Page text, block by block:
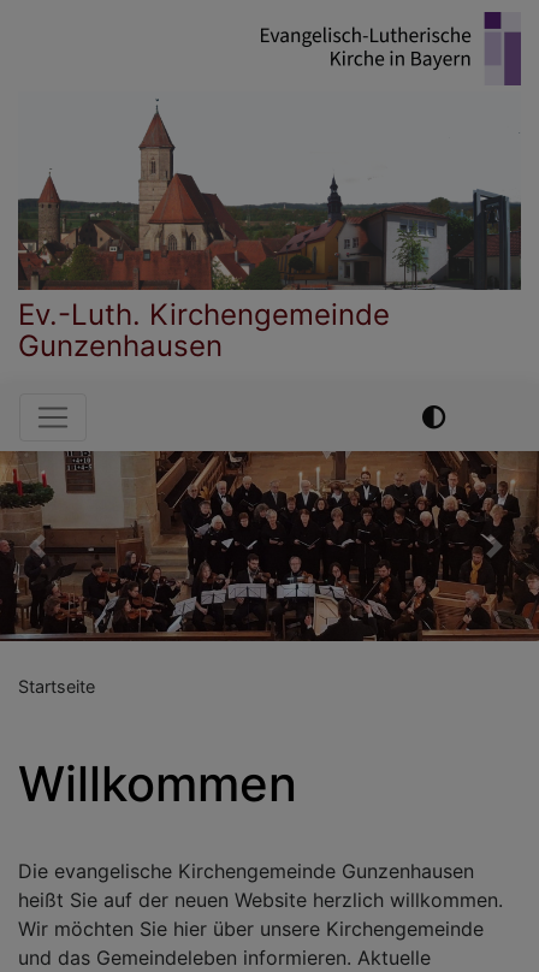
Ev.-Luth. Kirchengemeinde
Gunzenhausen
Hauptnavigation
Previous Next
Startseite
Willkommen
Die evangelische Kirchengemeinde Gunzenhausen
heißt Sie auf der neuen Website herzlich willkommen.
Wir möchten Sie hier über unsere Kirchengemeinde
und das Gemeindeleben informieren. Aktuelle